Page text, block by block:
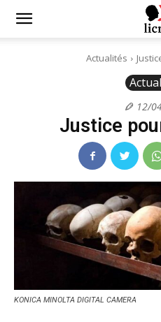
Licra
Actualités
12/
Justice
KONICA MINOLTA DIGITAL CAMERA